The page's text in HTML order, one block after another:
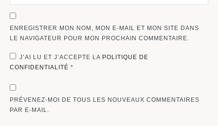
ENREGISTRER MON NOM, MON E-MAIL ET MON SITE DANS
LE NAVIGATEUR POUR MON PROCHAIN COMMENTAIRE.
J’AI LU ET J’ACCEPTE LA POLITIQUE DE
CONFIDENTIALITÉ *
PRÉVENEZ-MOI DE TOUS LES NOUVEAUX COMMENTAIRES
PAR E-MAIL.